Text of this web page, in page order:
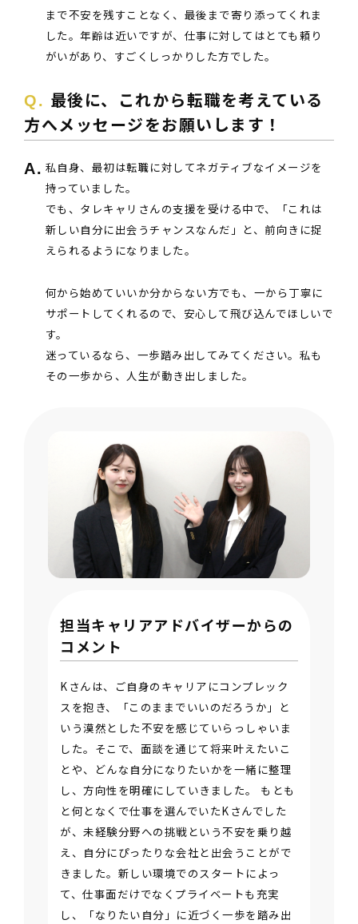
まで不安を残すことなく、最後まで寄り添ってくれま
した。年齢は近いですが、仕事に対してはとても頼り
がいがあり、すごくしっかりした方でした。
最後に、これから転職を考えている
方へメッセージをお願いします！
私自身、最初は転職に対してネガティブなイメージを
持っていました。
でも、タレキャリさんの支援を受ける中で、「これは
新しい自分に出会うチャンスなんだ」と、前向きに捉
えられるようになりました。
何から始めていいか分からない方でも、一から丁寧に
サポートしてくれるので、安心して飛び込んでほしいで
す。
迷っているなら、一歩踏み出してみてください。私も
その一歩から、人生が動き出しました。
担当キャリアアドバイザーからの
コメント
Kさんは、ご自身のキャリアにコンプレック
スを抱き、「このままでいいのだろうか」と
いう漠然とした不安を感じていらっしゃいま
した。そこで、面談を通じて将来叶えたいこ
とや、どんな自分になりたいかを一緒に整理
し、方向性を明確にしていきました。 もとも
と何となくで仕事を選んでいたKさんでした
が、未経験分野への挑戦という不安を乗り越
え、自分にぴったりな会社と出会うことがで
きました。新しい環境でのスタートによっ
て、仕事面だけでなくプライベートも充実
し、「なりたい自分」に近づく一歩を踏み出